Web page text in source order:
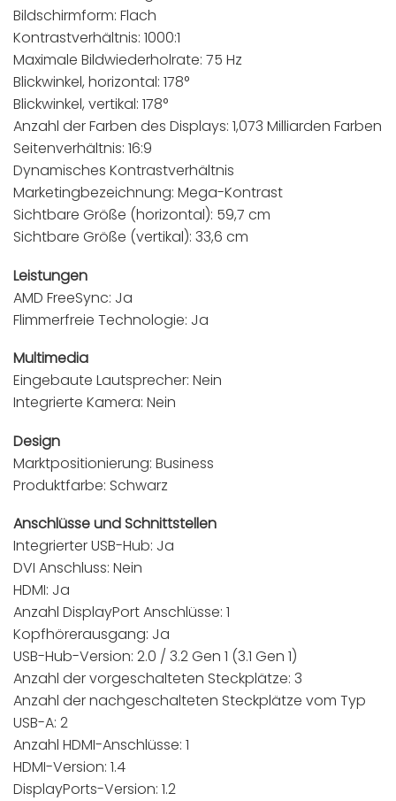
Bildschirmform: Flach
Kontrastverhältnis: 1000:1
Maximale Bildwiederholrate: 75 Hz
Blickwinkel, horizontal: 178°
Blickwinkel, vertikal: 178°
Anzahl der Farben des Displays: 1,073 Milliarden Farben
Seitenverhältnis: 16:9
Dynamisches Kontrastverhältnis
Marketingbezeichnung: Mega-Kontrast
Sichtbare Größe (horizontal): 59,7 cm
Sichtbare Größe (vertikal): 33,6 cm
Leistungen
AMD FreeSync: Ja
Flimmerfreie Technologie: Ja
Multimedia
Eingebaute Lautsprecher: Nein
Integrierte Kamera: Nein
Design
Marktpositionierung: Business
Produktfarbe: Schwarz
Anschlüsse und Schnittstellen
Integrierter USB-Hub: Ja
DVI Anschluss: Nein
HDMI: Ja
Anzahl DisplayPort Anschlüsse: 1
Kopfhörerausgang: Ja
USB-Hub-Version: 2.0 / 3.2 Gen 1 (3.1 Gen 1)
Anzahl der vorgeschalteten Steckplätze: 3
Anzahl der nachgeschalteten Steckplätze vom Typ
USB-A: 2
Anzahl HDMI-Anschlüsse: 1
HDMI-Version: 1.4
DisplayPorts-Version: 1.2